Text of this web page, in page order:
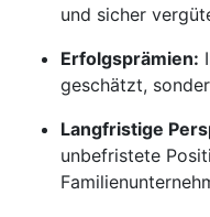
und sicher
Erfolgsprämien:
geschätzt,
Langfristige
unbefristete